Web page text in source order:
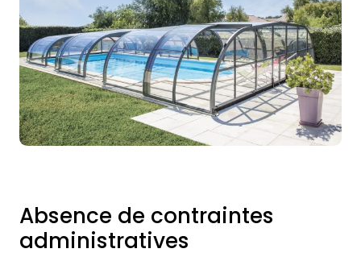
Absence de contraintes
administratives